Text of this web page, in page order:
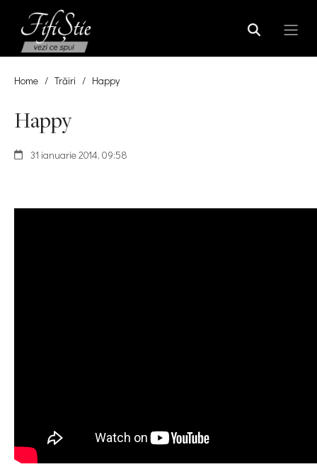
Home / Trăiri / Happy
Happy
31 ianuarie 2014, 09:58